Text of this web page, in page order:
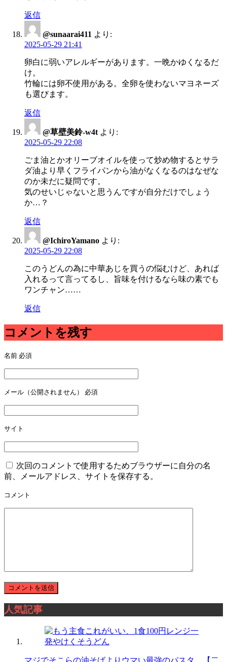
返信
@sunaarai411 より:
2025-05-29 21:41
卵白に弱いアレルギーがあります。一晩かゆくなるだ
け。
竹輪には卵不使用がある。全卵を使わないマヨネーズ
も選びます。
返信
@草壁美鈴-w4t より:
2025-05-29 22:08
ごま油とかオリーブオイルを使って炒め物するとサラ
ダ油より早くフライパンから油がなくなるのはなぜな
のか未だに疑問です。
気のせいじゃないと思うんですが自分だけでしょう
か…？
返信
@IchiroYamano より:
2025-05-29 22:08
このうどんの為に中華あじを買うの悩むけど、あれば
入れるって言ってるし、旨味を付けるなら味の素でも
ワンチャン……
返信
コメントを残す
名前 必須
メール（公開されません） 必須
サイト
次回のコメントで使用するためブラウザーに自分の名
前、メールアドレス、サイトを保存する。
コメント
人気記事
マジでそこらの油そばよりウマい最強のパスタ。【二